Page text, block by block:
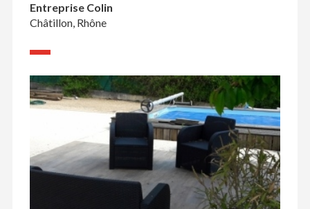
Entreprise Colin
Châtillon, Rhône